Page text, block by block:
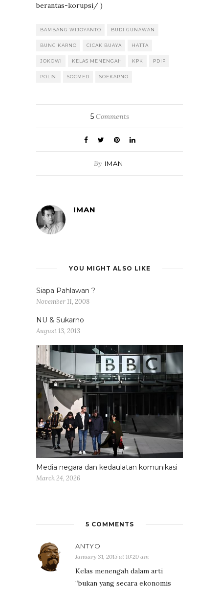
berantas-korupsi/ )
BAMBANG WIJOYANTO BUDI GUNAWAN
BUNG KARNO CICAK BUAYA HATTA
JOKOWI KELAS MENENGAH KPK PDIP
POLISI SOCMED SOEKARNO
5Comments
By IMAN
IMAN
YOU MIGHT ALSO LIKE
Siapa Pahlawan ?
November 11, 2008
NU & Sukarno
August 13, 2013
Media negara dan kedaulatan komunikasi
March 24, 2026
5 COMMENTS
ANTYO
January 31, 2015 at 10:20 am
Kelas menengah dalam arti
“bukan yang secara ekonomis